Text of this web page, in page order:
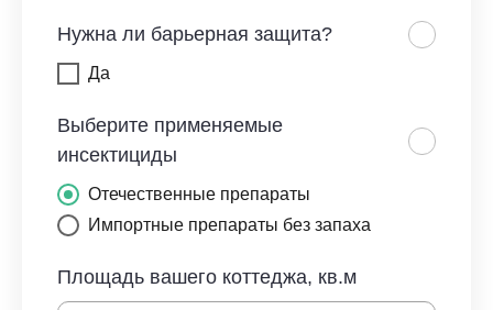
Нужна ли барьерная защита?
Да
Выберите применяемые
инсектициды
Отечественные препараты
Импортные препараты без запаха
Площадь вашего коттеджа, кв.м